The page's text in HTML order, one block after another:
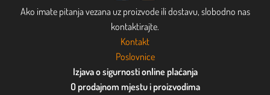
Ako imate pitanja vezana uz proizvode ili dostavu, slobodno nas
kontaktirajte.
Kontakt
Poslovnice
Izjava o sigurnosti online plaćanja
O prodajnom mjestu i proizvodima